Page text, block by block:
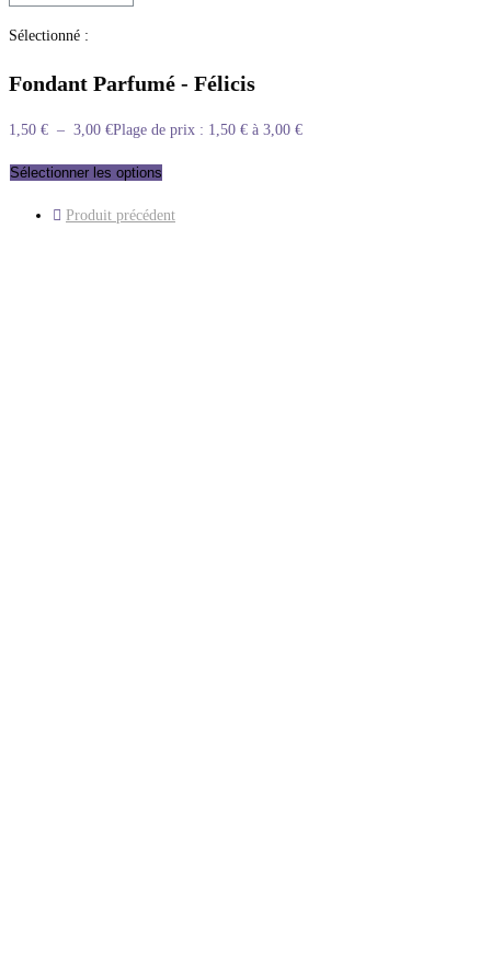
Sélectionné :
Fondant Parfumé - Félicis
1,50 € – 3,00 €Plage de prix : 1,50 € à 3,00 €
Sélectionner les options
Produit précédent